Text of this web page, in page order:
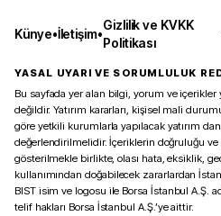
Künye•İletişim•
Gizlilik ve KVKK
Politikası
YASAL UYARI VE SORUMLULUK
Bu sayfada yer alan bilgi, yorum ve içerikler
değildir. Yatırım kararları, kişisel mali
göre yetkili kurumlarla yapılacak yatırım
değerlendirilmelidir. İçeriklerin doğruluğu
gösterilmekle birlikte, olası hata, eksiklik,
kullanımından doğabilecek zararlardan
BIST isim ve logosu ile Borsa İstanbul A.Ş.
telif hakları Borsa İstanbul A.Ş.’ye aittir.